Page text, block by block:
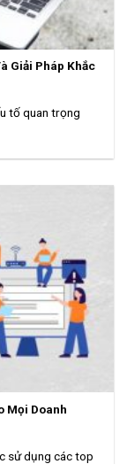
Giải Pháp Khắc
tố quan trọng
Mọi Doanh
sử dụng các top